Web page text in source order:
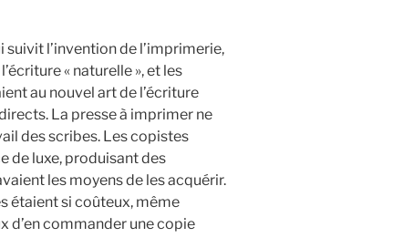
l’invention de l’imprimerie,
« naturelle », et les
au nouvel art de l’écriture
La presse à imprimer ne
des scribes. Les copistes
de luxe, produisant des
les moyens de les acquérir.
étaient si coûteux, même
d’en commander une copie